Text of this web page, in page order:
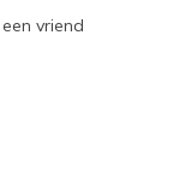
vriend